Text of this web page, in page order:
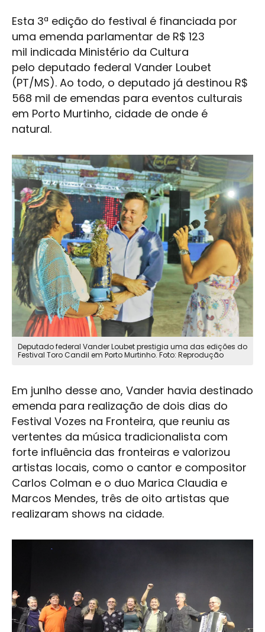
Esta 3ª edição do festival é financiada por
uma emenda parlamentar de R$ 123
mil indicada Ministério da Cultura
pelo deputado federal Vander Loubet
(PT/MS). Ao todo, o deputado já destinou R$
568 mil de emendas para eventos culturais
em Porto Murtinho, cidade de onde é
natural.
Deputado federal Vander Loubet prestigia uma das edições do
Festival Toro Candil em Porto Murtinho. Foto: Reprodução
Em junlho desse ano, Vander havia destinado
emenda para realização de dois dias do
Festival Vozes na Fronteira, que reuniu as
vertentes da música tradicionalista com
forte influência das fronteiras e valorizou
artistas locais, como o cantor e compositor
Carlos Colman e o duo Marica Claudia e
Marcos Mendes, três de oito artistas que
realizaram shows na cidade.